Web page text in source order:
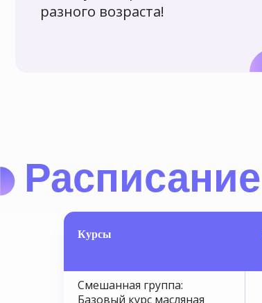
Курсы
Смешанная группа:
Базовый курс масляная